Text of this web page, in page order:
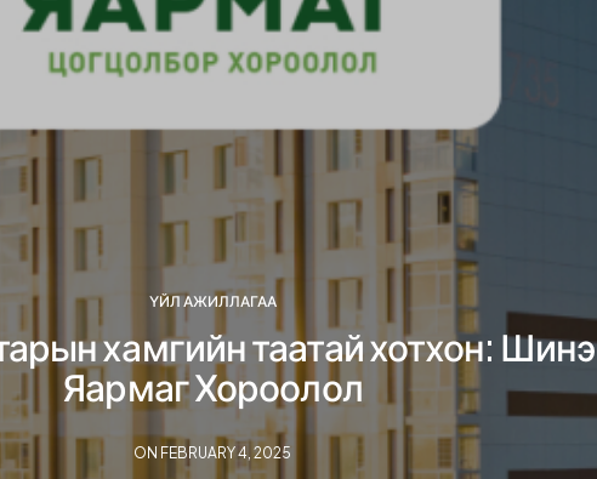
ҮЙЛ АЖИЛЛАГАА
хамгийн таатай хотхон: Шинэ
Яармаг Хороолол
ON FEBRUARY 4, 2025